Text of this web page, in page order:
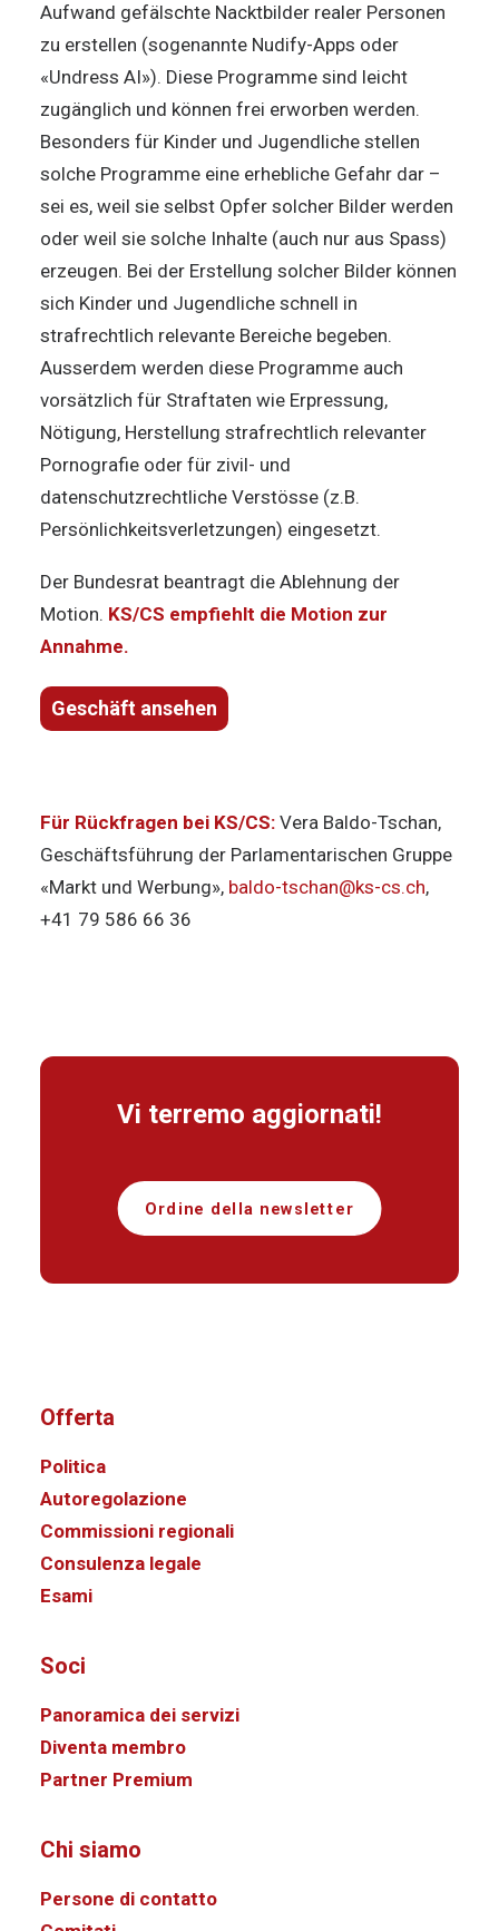
Aufwand gefälschte Nacktbilder realer Personen
zu erstellen (sogenannte Nudify-Apps oder
«Undress AI»). Diese Programme sind leicht
zugänglich und können frei erworben werden.
Besonders für Kinder und Jugendliche stellen
solche Programme eine erhebliche Gefahr dar –
sei es, weil sie selbst Opfer solcher Bilder werden
oder weil sie solche Inhalte (auch nur aus Spass)
erzeugen. Bei der Erstellung solcher Bilder können
sich Kinder und Jugendliche schnell in
strafrechtlich relevante Bereiche begeben.
Ausserdem werden diese Programme auch
vorsätzlich für Straftaten wie Erpressung,
Nötigung, Herstellung strafrechtlich relevanter
Pornografie oder für zivil- und
datenschutzrechtliche Verstösse (z.B.
Persönlichkeitsverletzungen) eingesetzt.
Der Bundesrat beantragt die Ablehnung der
Motion. KS/CS empfiehlt die Motion zur
Annahme.
Geschäft ansehen
Für Rückfragen bei KS/CS: Vera Baldo-Tschan,
Geschäftsführung der Parlamentarischen Gruppe
«Markt und Werbung», baldo-tschan@ks-cs.ch,
+41 79 586 66 36
Vi terremo aggiornati!
Ordine della newsletter
Offerta
Politica
Autoregolazione
Commissioni regionali
Consulenza legale
Esami
Soci
Panoramica dei servizi
Diventa membro
Partner Premium
Chi siamo
Persone di contatto